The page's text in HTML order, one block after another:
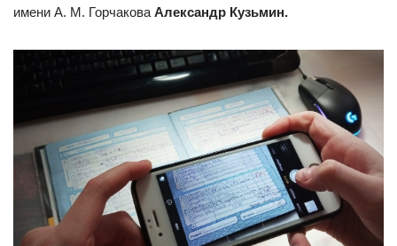
имени А. М. Горчакова Александр Кузьмин.